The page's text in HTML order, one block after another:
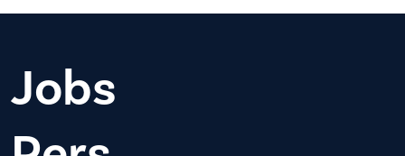
Jobs